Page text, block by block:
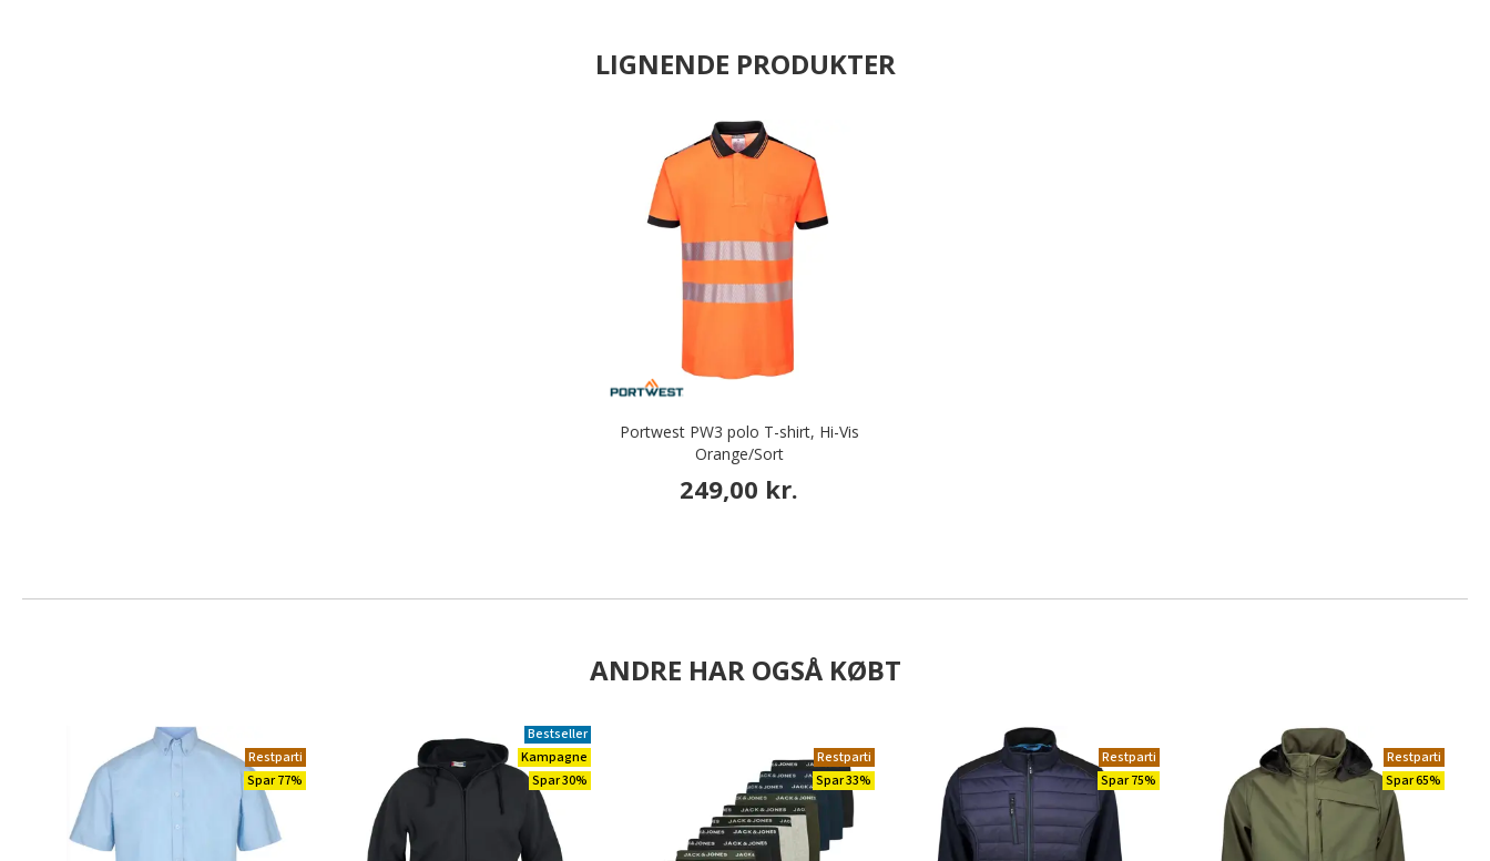
LIGNENDE PRODUKTER
Portwest PW3 polo T-shirt, Hi-Vis
Orange/Sort
249,00 kr.
ANDRE HAR OGSÅ KØBT
Restparti
Spar 77%
Bestseller
Kampagne
Spar 30%
Restparti
Spar 33%
Restparti
Spar 75%
Restparti
Spar 65%